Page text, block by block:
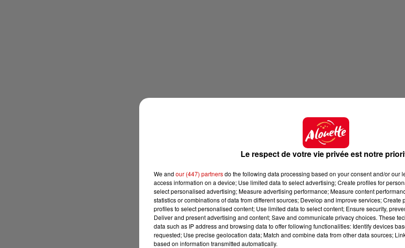
Le respect de votre vie privée est notre
We and our (447) partnersdo the following data processing based on your consent and/or our
access information on a device; Use limited data to select advertising; Create profiles for
select personalised advertising; Measure advertising performance; Measure content
statistics or combinations of data from different sources; Develop and improve services; Create
profiles to select personalised content; Use limited data to select content; Ensure security,
Deliver and present advertising and content; Save and communicate privacy choices. These
data such as IP address and browsing data to offer following functionalities: Identify devices
requested; Use precise geolocation data; Match and combine data from other data sources;
based on information transmitted automatically.